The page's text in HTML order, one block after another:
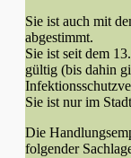
Sie ist auch mit
abgestimmt.
Sie ist seit dem
gültig (bis dahin
Sie ist nur im
Die
folgender